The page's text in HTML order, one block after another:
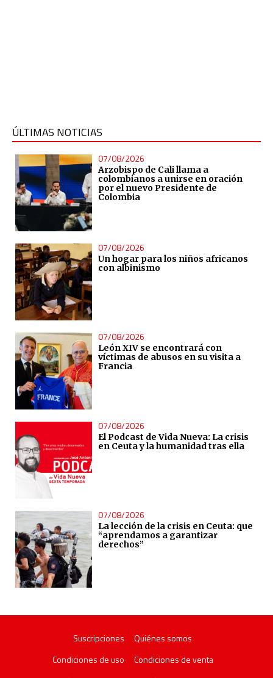
ÚLTIMAS NOTICIAS
07/08/2026
Arzobispo de Cali llama a
colombianos a unirse en oración
por el nuevo Presidente de
Colombia
07/08/2026
Un hogar para los niños africanos
con albinismo
07/08/2026
León XIV se encontrará con
víctimas de abusos en su visita a
Francia
07/08/2026
El Podcast de Vida Nueva: La crisis
en Ceuta y la humanidad tras ella
07/08/2026
La lección de la crisis en Ceuta: que
“aprendamos a garantizar
derechos”
Suscripciones
Quiénes somos
Condiciones de uso
Condiciones de venta